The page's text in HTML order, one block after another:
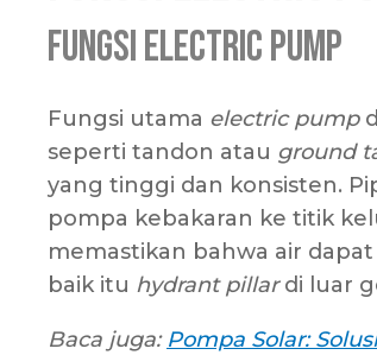
Fungsi Electric Pump
Fungsi utama electric pump
seperti tandon atau ground
yang tinggi dan konsisten.
pompa kebakaran ke titik
memastikan bahwa air
baik itu hydrant pillardi luar
Baca juga: Pompa Solar: